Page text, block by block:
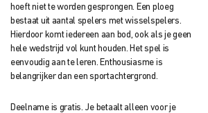
hoeftniet te worden gesprongen. Een ploeg
bestaat uit aantal spelers met wisselspelers.
Hierdoor komt iedereen aan bod, ook als je geen
hele wedstrijd vol kunt houden. Het spel is
eenvoudig aan te leren. Enthousiasme is
belangrijker dan een sportachtergrond.
Deelname is gratis. Je betaalt alleen voor je